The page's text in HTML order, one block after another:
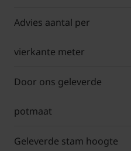
Advies aantal per
vierkante meter
Door ons geleverde
potmaat
Geleverde stam hoogte